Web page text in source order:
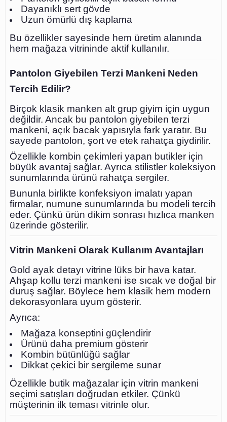
Dayanıklı sert gövde
Uzun ömürlü dış kaplama
Bu özellikler sayesinde hem üretim alanında
hem mağaza vitrininde aktif kullanılır.
Pantolon Giyebilen Terzi Mankeni Neden
Tercih Edilir?
Birçok klasik manken alt grup giyim için uygun
değildir. Ancak bu pantolon giyebilen terzi
mankeni, açık bacak yapısıyla fark yaratır. Bu
sayede pantolon, şort ve etek rahatça giydirilir.
Özellikle kombin çekimleri yapan butikler için
büyük avantaj sağlar. Ayrıca stilistler koleksiyon
sunumlarında ürünü rahatça sergiler.
Bununla birlikte konfeksiyon imalatı yapan
firmalar, numune sunumlarında bu modeli tercih
eder. Çünkü ürün dikim sonrası hızlıca manken
üzerinde gösterilir.
Vitrin Mankeni Olarak Kullanım Avantajları
Gold ayak detayı vitrine lüks bir hava katar.
Ahşap kollu terzi mankeni ise sıcak ve doğal bir
duruş sağlar. Böylece hem klasik hem modern
dekorasyonlara uyum gösterir.
Ayrıca:
Mağaza konseptini güçlendirir
Ürünü daha premium gösterir
Kombin bütünlüğü sağlar
Dikkat çekici bir sergileme sunar
Özellikle butik mağazalar için vitrin mankeni
seçimi satışları doğrudan etkiler. Çünkü
müşterinin ilk teması vitrinle olur.